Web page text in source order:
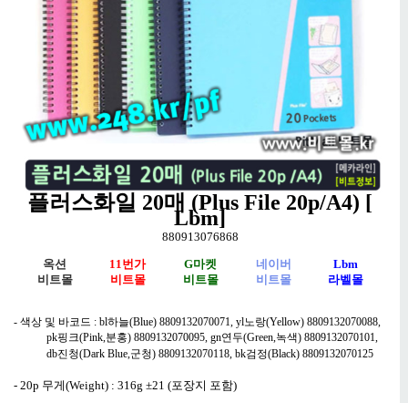
플러스화일 20매 (Plus File 20p/A4) [
Lbm]
880913076868
옥션
비트몰
11번가
비트몰
G마켓
비트몰
네이버
비트몰
Lbm
라벨몰
- 색상 및 바코드 : bl하늘(Blue) 8809132070071, yl노랑(Yellow) 8809132070088,
pk핑크(Pink,분홍) 8809132070095, gn연두(Green,녹색) 8809132070101,
db진청(Dark Blue,군청) 8809132070118, bk검정(Black) 8809132070125
- 20p 무게(Weight) : 316g ±21 (포장지 포함)